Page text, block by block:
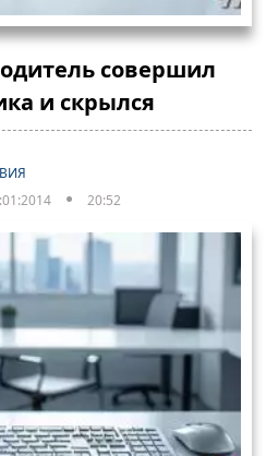
совершил
и скрылся
20:52